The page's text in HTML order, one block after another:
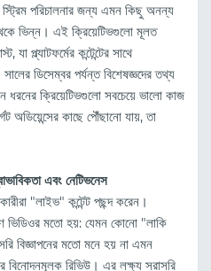
পরিচালনার জন্য এমন কিছু অনন্য
ভিন্ন। এই ক্রিয়েটিভগুলো মূলত
প্ল্যাটফর্মের কন্টেন্টের সাথে
ডিসেম্বর পর্যন্ত বিশেষজ্ঞদের তথ্য
ধরনের ক্রিয়েটিভগুলো সবচেয়ে ভালো কাজ
অডিয়েন্সের কাছে পৌঁছানো যায়, তা
এবং নেটিভনেস
"লাইভ" কন্টেন্ট পছন্দ করেন।
ভিডিওর মতো হয়: যেমন কোনো "লাকি
বিজ্ঞাপনের মতো মনে হয় না এমন
বিনোদনমূলক রিভিউ। এর লক্ষ্য সরাসরি